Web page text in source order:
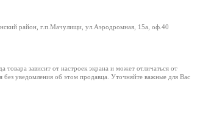
район, г.п.Мачулищи, ул.Аэродромная, 15а, оф.40
зависит от настроек экрана и может отличаться от
без уведомления об этом продавца. Уточняйте важные для Вас